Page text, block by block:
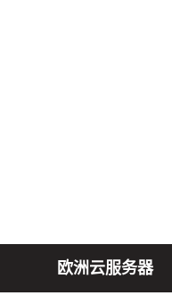
欧洲云服务器